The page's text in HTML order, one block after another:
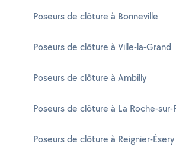
Poseurs de clôture à Bonneville
Poseurs de clôture à Ville-la-Grand
Poseurs de clôture à Ambilly
Poseurs de clôture à La Roche-sur-
Poseurs de clôture à Reignier-Ésery